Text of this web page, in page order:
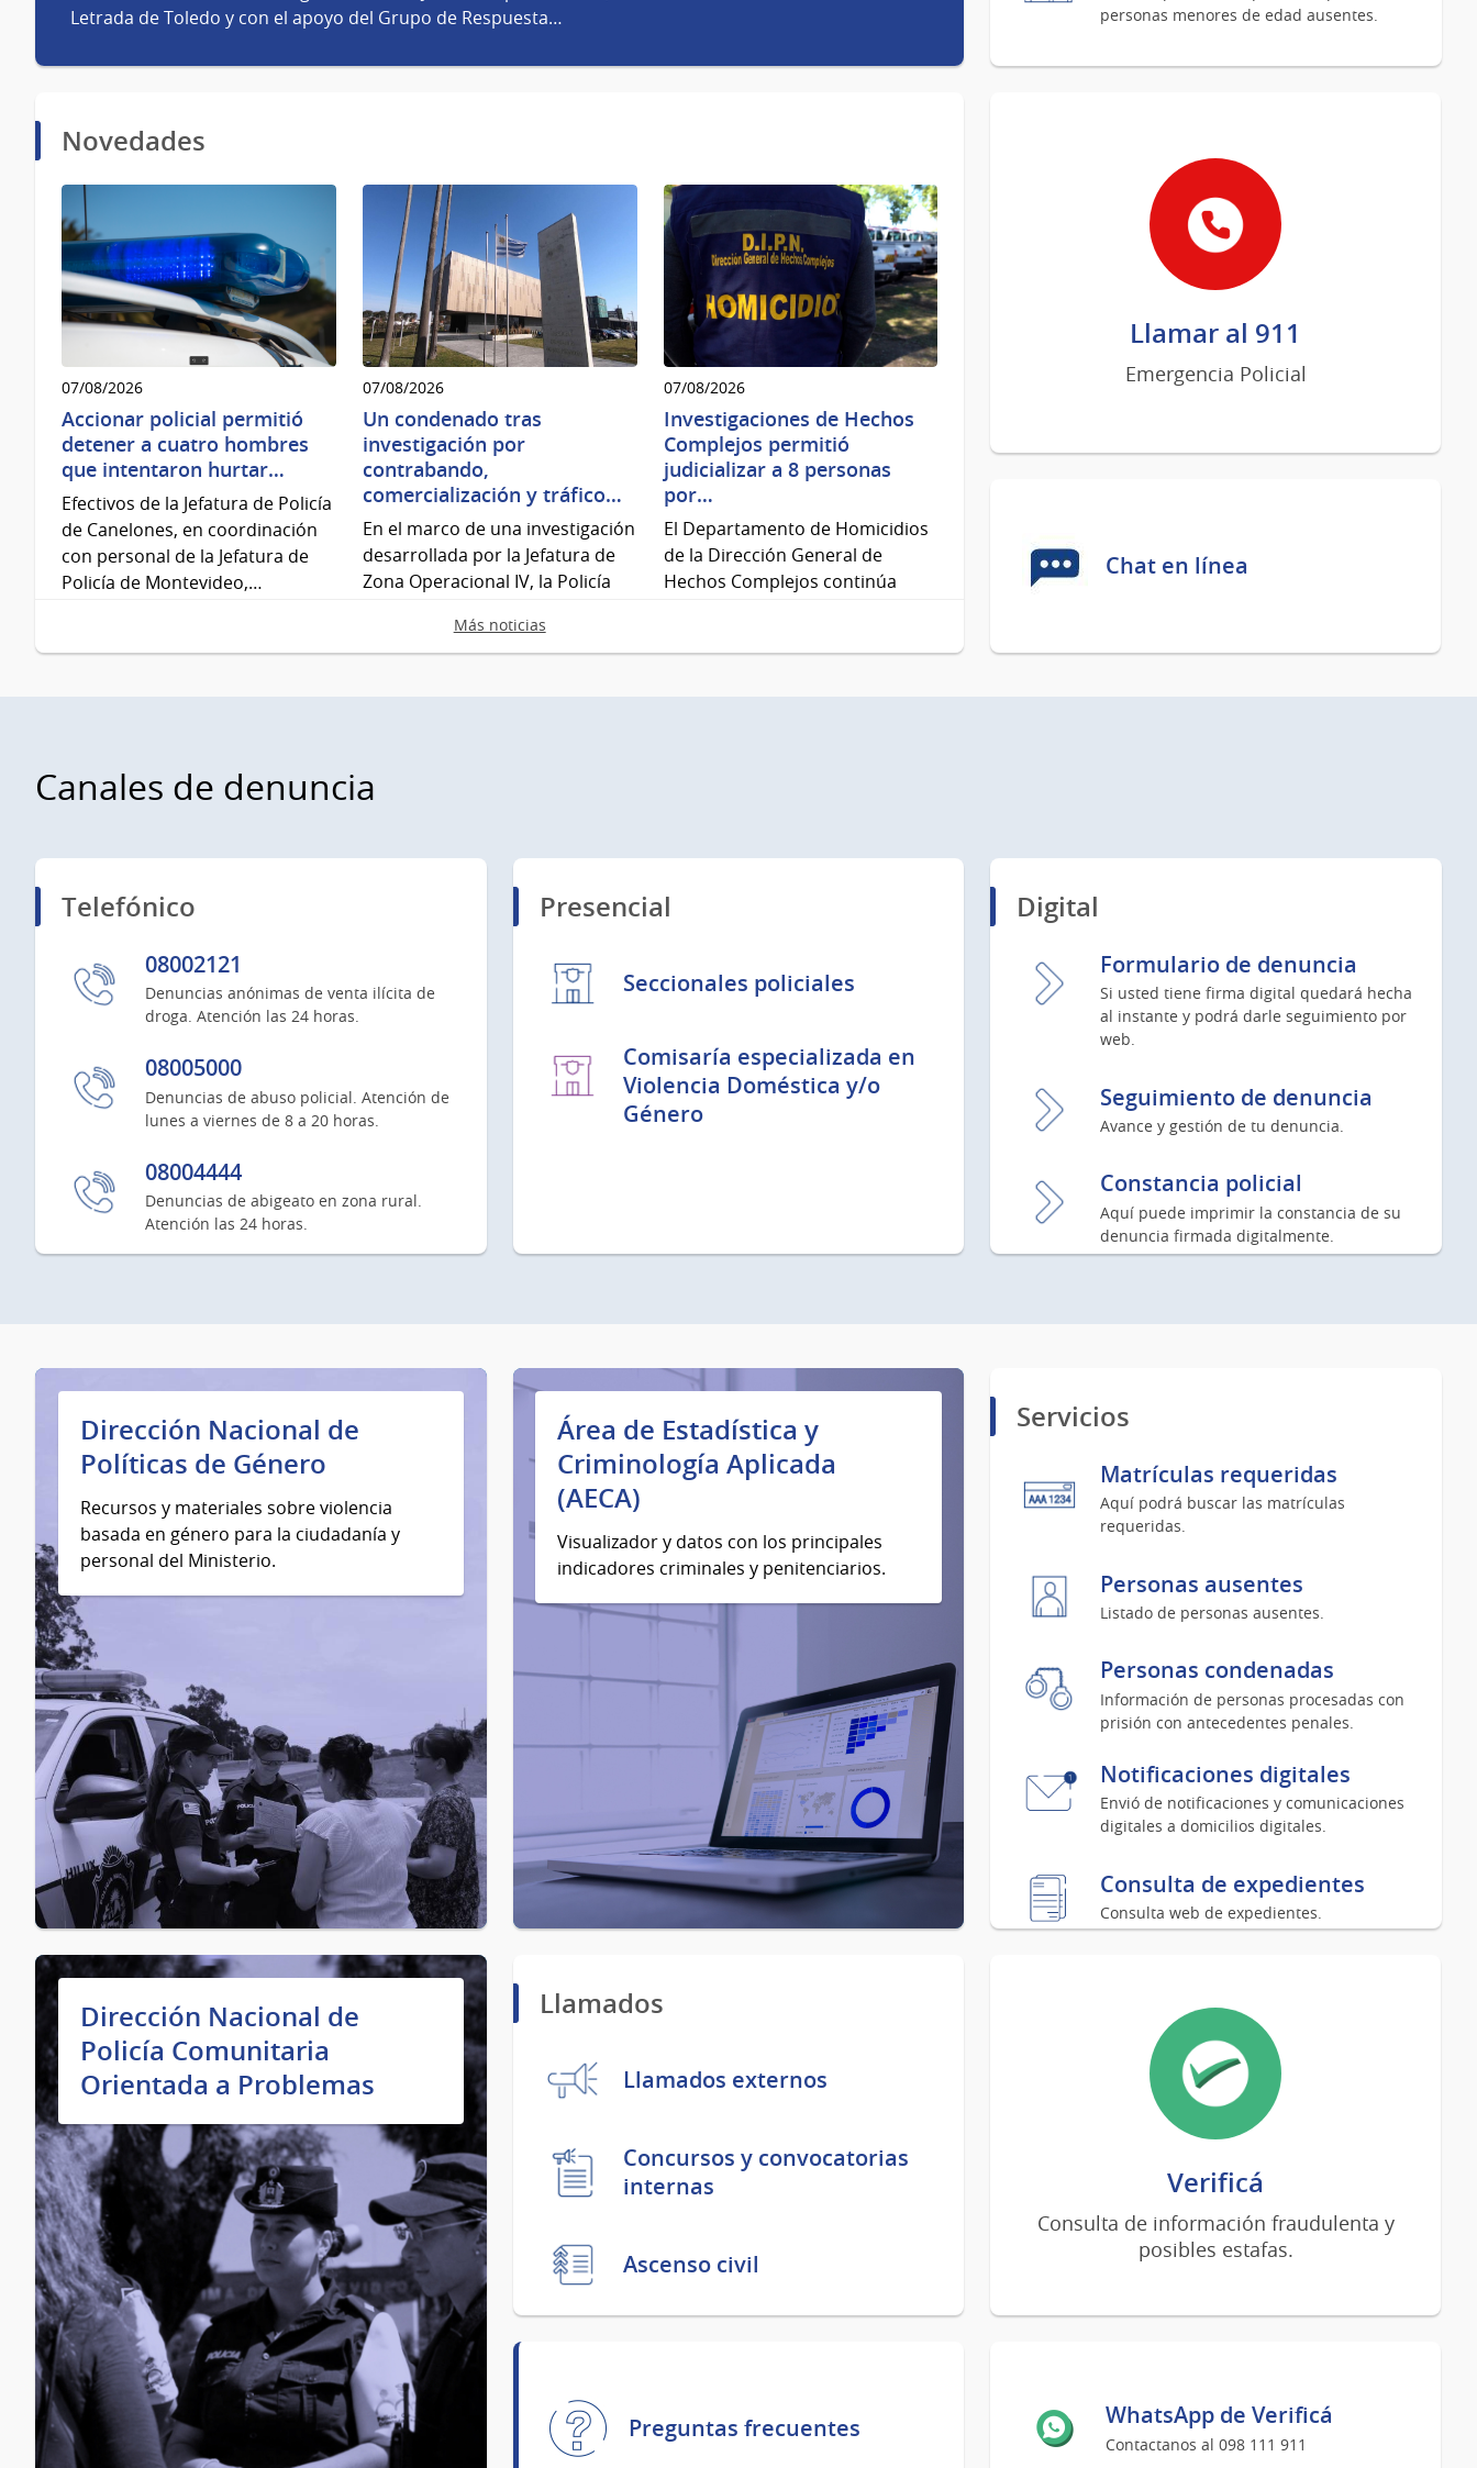
Letrada de Toledo y con el apoyo del Grupo de Respuesta…
personas menores de edad ausentes.
Novedades
07/08/2026
Accionar policial permitió
detener a cuatro hombres
que intentaron hurtar…
Efectivos de la Jefatura de Policía
de Canelones, en coordinación
con personal de la Jefatura de
Policía de Montevideo,…
07/08/2026
Un condenado tras
investigación por
contrabando,
comercialización y tráfico…
En el marco de una investigación
desarrollada por la Jefatura de
Zona Operacional IV, la Policía
07/08/2026
Investigaciones de Hechos
Complejos permitió
judicializar a 8 personas
por…
El Departamento de Homicidios
de la Dirección General de
Hechos Complejos continúa
Más noticias
Llamar al 911
Emergencia Policial
Chat en línea
Canales de denuncia
Telefónico
08002121
Denuncias anónimas de venta ilícita de
droga. Atención las 24 horas.
08005000
Denuncias de abuso policial. Atención de
lunes a viernes de 8 a 20 horas.
08004444
Denuncias de abigeato en zona rural.
Atención las 24 horas.
Presencial
Seccionales policiales
Comisaría especializada en
Violencia Doméstica y/o
Género
Digital
Formulario de denuncia
Si usted tiene firma digital quedará hecha
al instante y podrá darle seguimiento por
web.
Seguimiento de denuncia
Avance y gestión de tu denuncia.
Constancia policial
Aquí puede imprimir la constancia de su
denuncia firmada digitalmente.
Dirección Nacional de
Políticas de Género
Recursos y materiales sobre violencia
basada en género para la ciudadanía y
personal del Ministerio.
Área de Estadística y
Criminología Aplicada
(AECA)
Visualizador y datos con los principales
indicadores criminales y penitenciarios.
Servicios
Matrículas requeridas
Aquí podrá buscar las matrículas
requeridas.
Personas ausentes
Listado de personas ausentes.
Personas condenadas
Información de personas procesadas con
prisión con antecedentes penales.
Notificaciones digitales
Envió de notificaciones y comunicaciones
digitales a domicilios digitales.
Consulta de expedientes
Consulta web de expedientes.
Dirección Nacional de
Policía Comunitaria
Orientada a Problemas
Llamados
Llamados externos
Concursos y convocatorias
internas
Ascenso civil
Preguntas frecuentes
Verificá
Consulta de información fraudulenta y
posibles estafas.
WhatsApp de Verificá
Contactanos al 098 111 911